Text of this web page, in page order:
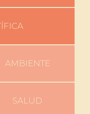
AMBIENTE
SALUD